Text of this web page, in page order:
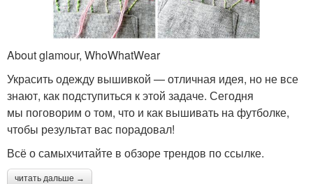
About glamour, WhoWhatWear
Украсить одежду вышивкой — отличная идея, но не все
знают, как подступиться к этой задаче. Сегодня
мы поговорим о том, что и как вышивать на футболке,
чтобы результат вас порадовал!
Всё о самыхчитайте в обзоре трендов по ссылке.
читать дальше →